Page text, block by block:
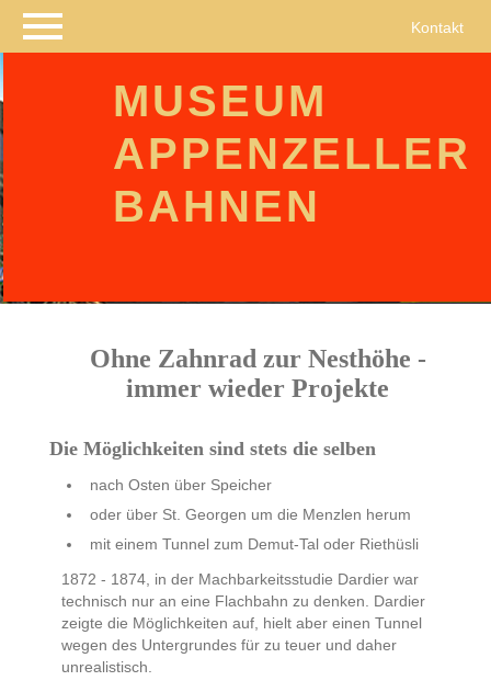
Navigation
überspringen
Kontakt
MUSEUM
APPENZELLER
BAHNEN
Ohne Zahnrad zur Nesthöhe -
immer wieder Projekte
Die Möglichkeiten sind stets die selben
nach Osten über Speicher
oder über St. Georgen um die Menzlen herum
mit einem Tunnel zum Demut-Tal oder Riethüsli
1872 - 1874, in der Machbarkeitsstudie Dardier war
technisch nur an eine Flachbahn zu denken. Dardier
zeigte die Möglichkeiten auf, hielt aber einen Tunnel
wegen des Untergrundes für zu teuer und daher
unrealistisch.